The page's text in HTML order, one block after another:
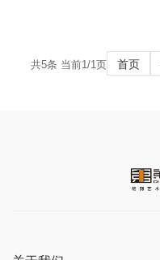
DE8560
共5条 当前1/1页 首页